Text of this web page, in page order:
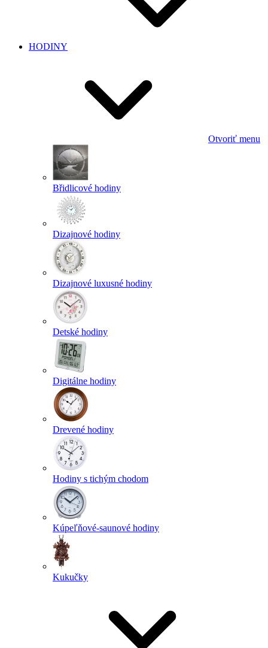
HODINY
Otvoriť menu
Břidlicové hodiny
Dizajnové hodiny
Dizajnové luxusné hodiny
Detské hodiny
Digitálne hodiny
Drevené hodiny
Hodiny s tichým chodom
Kúpeľňové-saunové hodiny
Kukučky